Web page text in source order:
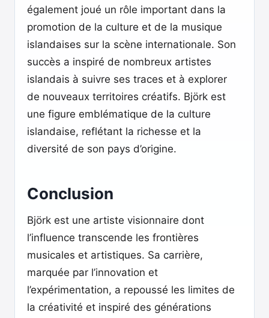
également joué un rôle important dans la
promotion de la culture et de la musique
islandaises sur la scène internationale. Son
succès a inspiré de nombreux artistes
islandais à suivre ses traces et à explorer
de nouveaux territoires créatifs. Björk est
une figure emblématique de la culture
islandaise, reflétant la richesse et la
diversité de son pays d’origine.
Conclusion
Björk est une artiste visionnaire dont
l’influence transcende les frontières
musicales et artistiques. Sa carrière,
marquée par l’innovation et
l’expérimentation, a repoussé les limites de
la créativité et inspiré des générations